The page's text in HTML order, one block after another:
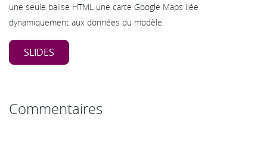
une seule balise HTML une carte Google Maps liée
dynamiquement aux données du modèle.
SLIDES
Commentaires